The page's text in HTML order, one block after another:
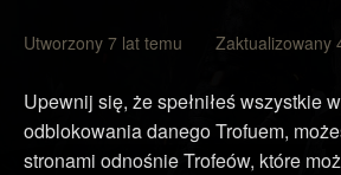
Utworzony 7 lat temu Zaktualizowany
Upewnij się, że spełniłeś wszystkie
odblokowania danego Trofuem,
stronami odnośnie Trofeów, które